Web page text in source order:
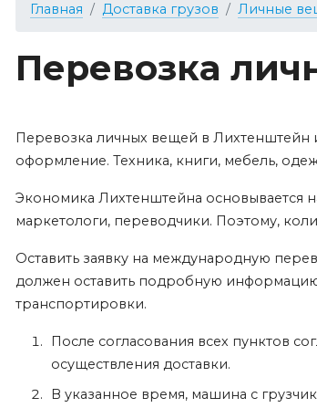
Главная Доставка грузов Личные
Перевозка
Перевозка личных вещей в Лихтенштейн
оформление. Техника, книги, мебель,
Экономика Лихтенштейна основывается
маркетологи, переводчики. Поэтому,
Оставить заявку на международную
должен оставить подробную
транспортировки.
После согласования всех пунктов
осуществления доставки.
В указанное время, машина с